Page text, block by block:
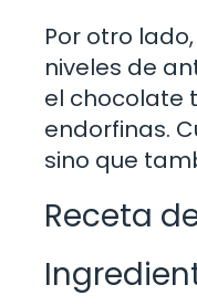
Por otro
niveles de
el chocolate
endorfinas.
sino que
Receta